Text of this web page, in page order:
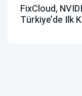
FixCloud,
Türkiye’de Ilk